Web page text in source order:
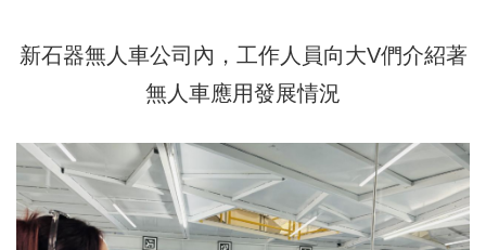
新石器無人車公司內，工作人員向大V們介紹著
無人車應用發展情況